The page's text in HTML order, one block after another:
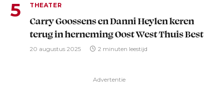
THEATER
Carry Goossens en Danni Heylen keren
terug in herneming Oost West Thuis Best
20 augustus 2025 2 minuten leestijd
Advertentie